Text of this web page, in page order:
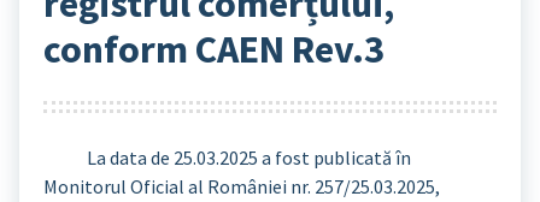
conform CAEN Rev.3
La data de 25.03.2025 a fost publicată în
Monitorul Oficial al României nr. 257/25.03.2025,